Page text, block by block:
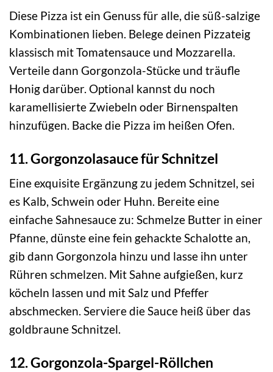
Diese Pizza ist ein Genuss für alle, die süß-salzige
Kombinationen lieben. Belege deinen Pizzateig
klassisch mit Tomatensauce und Mozzarella.
Verteile dann Gorgonzola-Stücke und träufle
Honig darüber. Optional kannst du noch
karamellisierte Zwiebeln oder Birnenspalten
hinzufügen. Backe die Pizza im heißen Ofen.
11. Gorgonzolasauce für Schnitzel
Eine exquisite Ergänzung zu jedem Schnitzel, sei
es Kalb, Schwein oder Huhn. Bereite eine
einfache Sahnesauce zu: Schmelze Butter in einer
Pfanne, dünste eine fein gehackte Schalotte an,
gib dann Gorgonzola hinzu und lasse ihn unter
Rühren schmelzen. Mit Sahne aufgießen, kurz
köcheln lassen und mit Salz und Pfeffer
abschmecken. Serviere die Sauce heiß über das
goldbraune Schnitzel.
12. Gorgonzola-Spargel-Röllchen